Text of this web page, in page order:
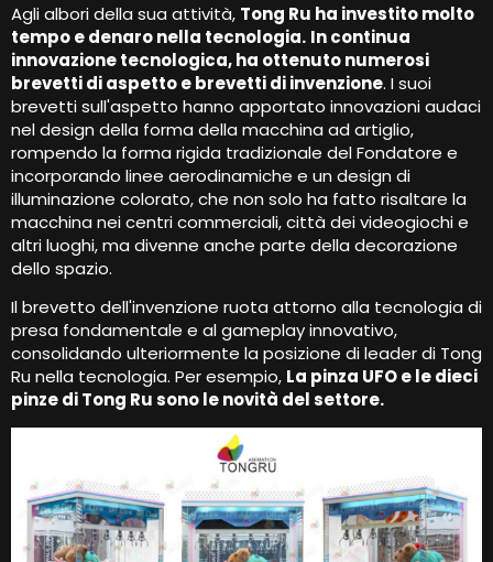
Agli albori della sua attività, Tong Ru ha investito molto
tempo e denaro nella tecnologia. In continua
innovazione tecnologica, ha ottenuto numerosi
brevetti di aspetto e brevetti di invenzione. I suoi
brevetti sull'aspetto hanno apportato innovazioni audaci
nel design della forma della macchina ad artiglio,
rompendo la forma rigida tradizionale del Fondatore e
incorporando linee aerodinamiche e un design di
illuminazione colorato, che non solo ha fatto risaltare la
macchina nei centri commerciali, città dei videogiochi e
altri luoghi, ma divenne anche parte della decorazione
dello spazio.
Il brevetto dell'invenzione ruota attorno alla tecnologia di
presa fondamentale e al gameplay innovativo,
consolidando ulteriormente la posizione di leader di Tong
Ru nella tecnologia. Per esempio, La pinza UFO e le dieci
pinze di Tong Ru sono le novità del settore.